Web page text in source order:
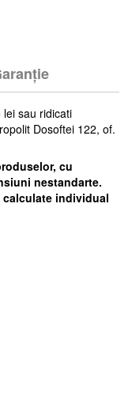
sau ridicati
Dosoftei 122, of.
cu
nestandarte.
individual